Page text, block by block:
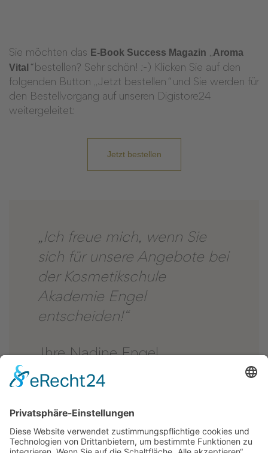
Sie möchten das E-Book Success Magazin „Aroma
Vital
bestellen? Sehr schön! :-) Klicken Sie auf den
folgenden Button „Jetzt bestellen
und Sie werden für
den Bestellvorgang auf unseren Digistore24
weitergeleitet:
Jetzt bestellen
„Ich freue mich, wenn Sie
sich für unsere Angebote bei
der Kosmetikschule
Akademie Engel
entscheiden!“
Ihre Nadine Engel
GmbH